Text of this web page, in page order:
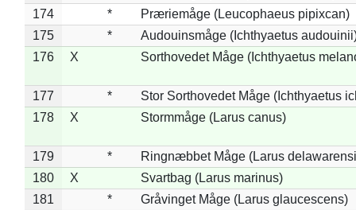
174
*
Præriemåge (Leucophaeus pipixcan)
175
*
Audouinsmåge (Ichthyaetus
176
X Sorthovedet Måge (Ichthyaetus
177 *
Stor Sorthovedet Måge (Ichthyaetus
178
X Stormmåge (Larus canus)
179 *
Ringnæbbet Måge (Larus
180
X
Svartbag (Larus marinus)
181
*
Gråvinget Måge (Larus glaucescens)